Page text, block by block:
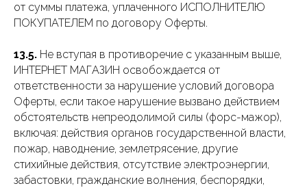
от суммы платежа, уплаченного ИСПОЛНИТЕЛЮ
ПОКУПАТЕЛЕМ по договору Оферты.
13.5. Не вступая в противоречие с указанным выше,
ИНТЕРНЕТ МАГАЗИН освобождается от
ответственности за нарушение условий договора
Оферты, если такое нарушение вызвано действием
обстоятельств непреодолимой силы (форс-мажор),
включая: действия органов государственной власти,
пожар, наводнение, землетрясение, другие
стихийные действия, отсутствие электроэнергии,
забастовки, гражданские волнения, беспорядки,